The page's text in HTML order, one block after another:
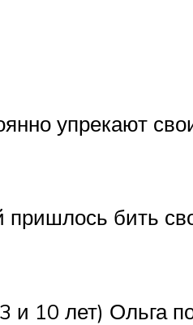
упрекают
бить
и 10 лет) Ольга